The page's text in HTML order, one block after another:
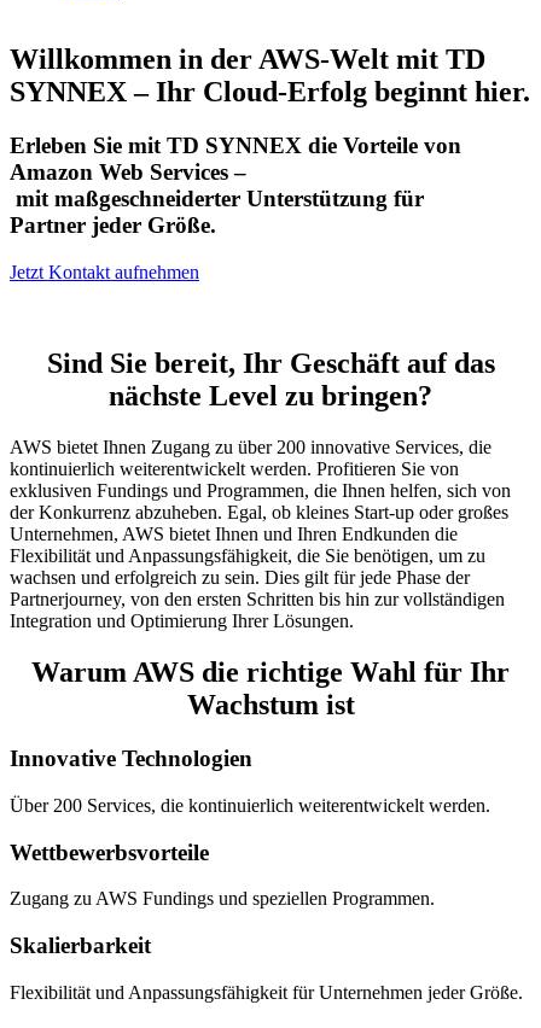
Willkommen in der AWS-Welt mit TD
SYNNEX –Ihr Cloud-Erfolg beginnt hier.
Erleben Sie mit TD SYNNEX die Vorteile von
Amazon Web Services –
mit maßgeschneiderter Unterstützung für
Partner jeder Größe.
Jetzt Kontakt aufnehmen
Sind Sie bereit, Ihr Geschäftauf das
nächste Level zu bringen?
AWS bietet Ihnen Zugang zu über200 innovative Services, die
kontinuierlich weiterentwickelt werden. Profitieren Sie von
exklusiven Fundings und Programmen, die Ihnen helfen, sich von
derKonkurrenz abzuheben. Egal, ob kleines Start-up oder großes
Unternehmen, AWS bietet Ihnen und Ihren Endkunden die
Flexibilität und Anpassungsfähigkeit, die Sie benötigen, um zu
wachsen und erfolgreich zu sein. Dies gilt fürjede Phase der
Partnerjourney, von den ersten Schritten bis hin zur vollständigen
Integration und Optimierung Ihrer Lösungen.
WarumAWS die richtige Wahl für Ihr
Wachstum ist
Innovative Technologien
Über 200 Services, die kontinuierlich weiterentwickelt werden.
Wettbewerbsvorteile
Zugang zu AWS Fundings und speziellen Programmen.
Skalierbarkeit
Flexibilität und Anpassungsfähigkeit für Unternehmen jeder Größe.